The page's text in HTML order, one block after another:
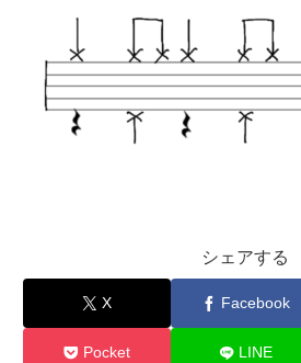
シェアする
X Facebook
Pocket LINE